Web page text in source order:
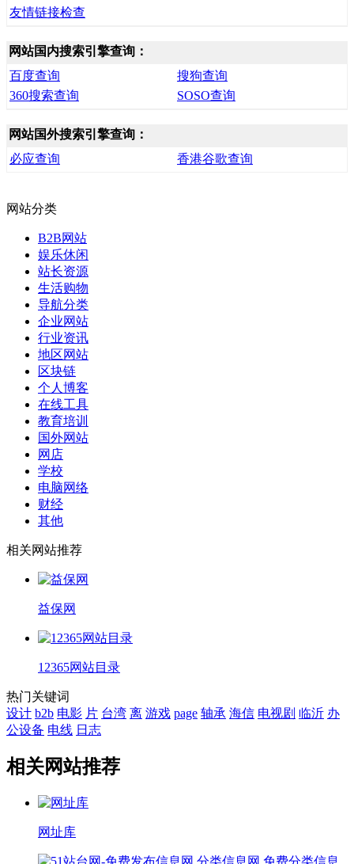
友情链接检查
网站国内搜索引擎查询：
百度查询
搜狗查询
360搜索查询
SOSO查询
网站国外搜索引擎查询：
必应查询
香港谷歌查询
网站分类
B2B网站
娱乐休闲
站长资源
生活购物
导航分类
企业网站
行业资讯
地区网站
区块链
个人博客
在线工具
教育培训
国外网站
网店
学校
电脑网络
财经
其他
相关网站推荐
益保网
12365网站目录
热门关键词
设计 b2b 电影 片 台湾 离 游戏 page 轴承 海信 电视剧 临沂 办
公设备 电线 日志
相关网站推荐
网址库